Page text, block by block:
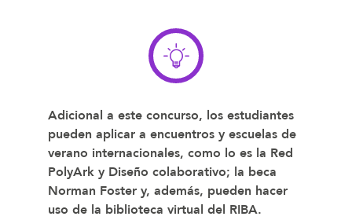
Adicional a este concurso, los estudiantes
pueden aplicar a encuentros y escuelas de
verano internacionales, como lo es la Red
PolyArk y Diseño colaborativo; la beca
Norman Foster y, además, pueden hacer
uso de la biblioteca virtual del RIBA.